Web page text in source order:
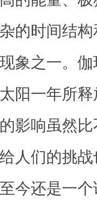
的时间结
象之一。
阳一年所
影响虽然
人们的挑
今还是一